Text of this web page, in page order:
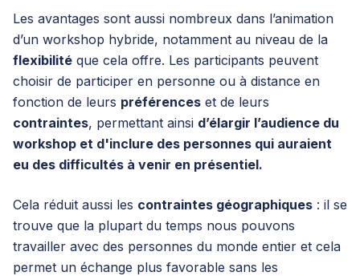
Les avantages sont aussi nombreux dans l’animation
d’un workshop hybride, notamment au niveau de la
flexibilité que cela offre. Les participants peuvent
choisir de participer en personne ou à distance en
fonction de leurs préférences et de leurs
contraintes, permettant ainsi d’élargir l’audience du
workshop et d'inclure des personnes qui auraient
eu des difficultés à venir en présentiel.
Cela réduit aussi les contraintes géographiques : il se
trouve que la plupart du temps nous pouvons
travailler avec des personnes du monde entier et cela
permet un échange plus favorable sans les